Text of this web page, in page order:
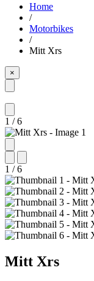
Home
/
Motorbikes
/
Mitt Xrs
×
1 / 6
1 / 6
Mitt Xrs